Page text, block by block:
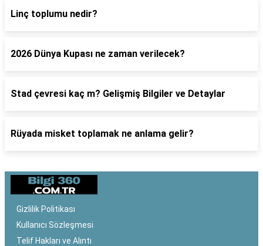
Linç toplumu nedir?
2026 Dünya Kupası ne zaman verilecek?
Stad çevresi kaç m? Gelişmiş Bilgiler ve Detaylar
Rüyada misket toplamak ne anlama gelir?
Gizlilik Politikası
Kullanıcı Sözleşmesi
Telif Hakları ve Alıntı